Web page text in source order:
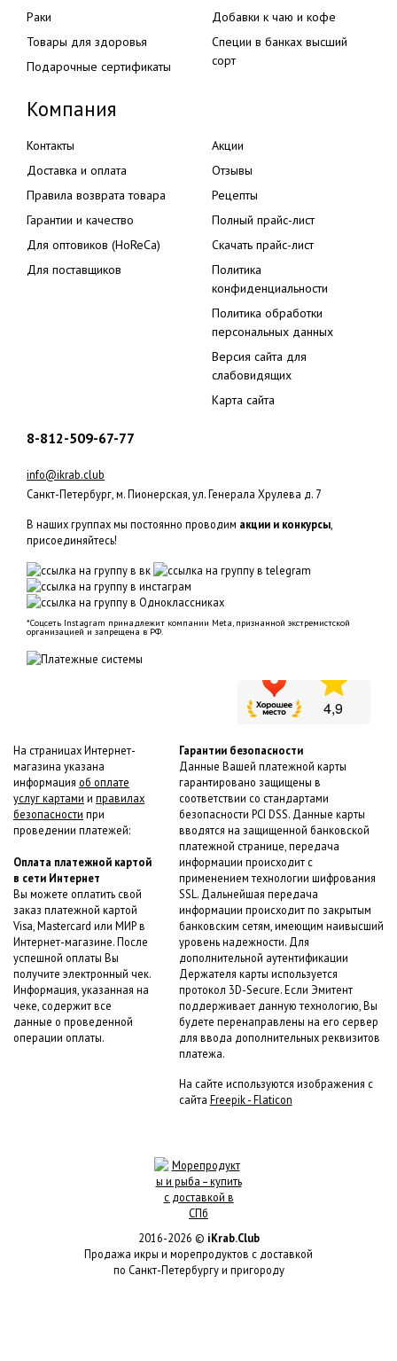
Раки
Товары для здоровья
Подарочные сертификаты
Добавки к чаю и кофе
Специи в банках высший
сорт
Компания
Контакты
Доставка и оплата
Правила возврата товара
Гарантии и качество
Для оптовиков (HoReCa)
Для поставщиков
Акции
Отзывы
Рецепты
Полный прайс-лист
Скачать прайс-лист
Политика
конфиденциальности
Политика обработки
персональных данных
Версия сайта для
слабовидящих
Карта сайта
8-812-509-67-77
info@ikrab.club
Санкт-Петербург, м. Пионерская, ул. Генерала Хрулева д. 7
В наших группах мы постоянно проводим акции и конкурсы
присоединяйтесь!
*Соцсеть Instagram принадлежит компании Meta, признанной экстремистской
организацией и запрещена в РФ.
На страницах Интернет-
магазина указана
информация об оплате
услуг картами и правилах
безопасности при
проведении платежей:
Оплата платежной картой
в сети Интернет
Вы можете оплатить свой
заказ платежной картой
Visa, Mastercard или МИР в
Интернет-магазине. После
успешной оплаты Вы
получите электронный чек.
Информация, указанная на
чеке, содержит все
данные о проведенной
операции оплаты.
Гарантии безопасности
Данные Вашей платежной карты
гарантировано защищены в
соответствии со стандартами
безопасности PCI DSS. Данные карты
вводятся на защищенной банковской
платежной странице, передача
информации происходит с
применением технологии шифрования
SSL. Дальнейшая передача
информации происходит по закрытым
банковским сетям, имеющим наивысший
уровень надежности. Для
дополнительной аутентификации
Держателя карты используется
протокол 3D-Secure. Если Эмитент
поддерживает данную технологию, Вы
будете перенаправлены на его сервер
для ввода дополнительных реквизитов
платежа.
На сайте используются изображения с
сайта Freepik - Flaticon
2016-2026 © iKrab.Club
Продажа икры и морепродуктов с доставкой
по Санкт-Петербургу и пригороду